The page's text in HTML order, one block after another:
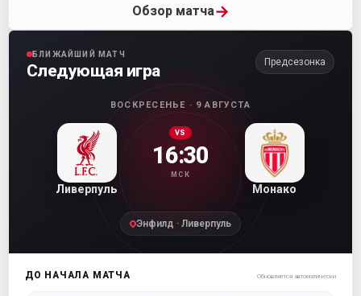
Обзор матча→
БЛИЖАЙШИЙ МАТЧ
Следующая игра Предсезонка
ВОСКРЕСЕНЬЕ · 9 АВГУСТА
Ливерпуль
VS
16:30
МСК
Монако
Энфилд · Ливерпуль
ДО НАЧАЛА МАТЧА Обновляется автоматически